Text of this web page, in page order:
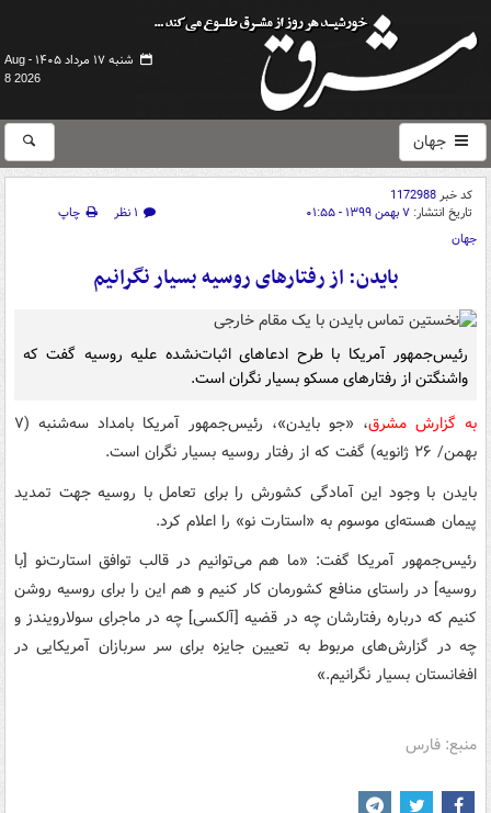
شنبه ۱۷ مرداد ۱۴۰۵ -
Aug
8 2026
جهان
کد خبر1172988
تاریخ انتشار: ۷ بهمن ۱۳۹۹ - ۰۱:۵۵ ۱ نظر
چاپ
جهان
بایدن: از رفتارهای روسیه بسیار نگرانیم
رئیس‌جمهور آمریکا با طرح ادعاهای اثبات‌نشده علیه روسیه گفت که
واشنگتن از رفتارهای مسکو بسیار نگران است.
به گزارش مشرق
، «جو بایدن»، رئیس‌جمهور آمریکا بامداد سه‌شنبه (۷
بهمن/ ۲۶ ژانویه) گفت که از رفتار روسیه بسیار نگران است.
بایدن با وجود این آمادگی کشورش را برای تعامل با روسیه جهت تمدید
پیمان هسته‌ای موسوم به «استارت‌ نو» را اعلام کرد.
رئیس‌جمهور آمریکا گفت: «ما هم می‌توانیم در قالب توافق استارت‌نو [با
روسیه] در راستای منافع کشورمان کار کنیم و هم این را برای روسیه روشن
کنیم که درباره رفتارشان چه در قضیه [آلکسی] چه در ماجرای سولارویندز و
چه در گزارش‌های مربوط به تعیین جایزه برای سر سربازان آمریکایی در
افغانستان بسیار نگرانیم.»
منبع: فارس